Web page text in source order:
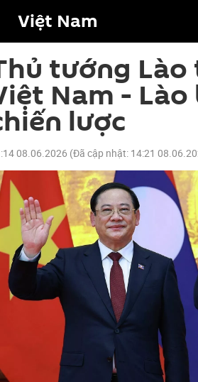
Việt Nam
tướng Lào
Nam -
lược
08.06.2026 (Đã cập nhật: 14:21